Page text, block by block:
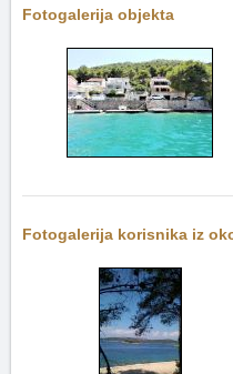
Fotogalerija objekta
Fotogalerija korisnika iz